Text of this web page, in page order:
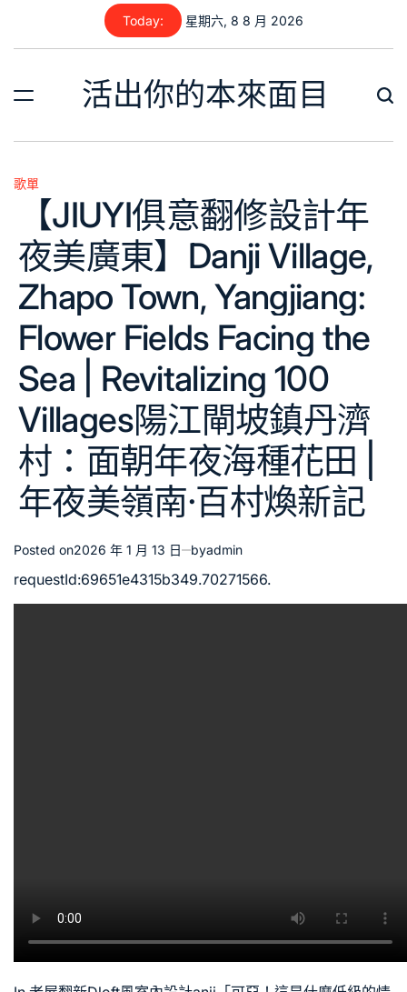
content
Today: 星期六, 8 8 月 2026
活出你的本來面目
Posted
歌單
【JIUYI俱意翻修設計年
夜美廣東】Danji Village,
Zhapo Town, Yangjiang:
Flower Fields Facing the
Sea | Revitalizing 100
Villages陽江閘坡鎮丹濟
村：面朝年夜海種花田 |
年夜美嶺南·百村煥新記
Posted on2026 年 1 月 13 日 byadmin
requestId:69651e4315b349.70271566.